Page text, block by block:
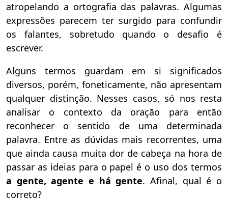
atropelando a ortografia das palavras. Algumas
expressões parecem ter surgido para confundir
os falantes, sobretudo quando o desafio é
escrever.
Alguns termos guardam em si significados
diversos, porém, foneticamente, não apresentam
qualquer distinção. Nesses casos, só nos resta
analisar o contexto da oração para então
reconhecer o sentido de uma determinada
palavra. Entre as dúvidas mais recorrentes, uma
que ainda causa muita dor de cabeça na hora de
passar as ideias para o papel é o uso dos termos
a gente, agente e há gente. Afinal, qual é o
correto?